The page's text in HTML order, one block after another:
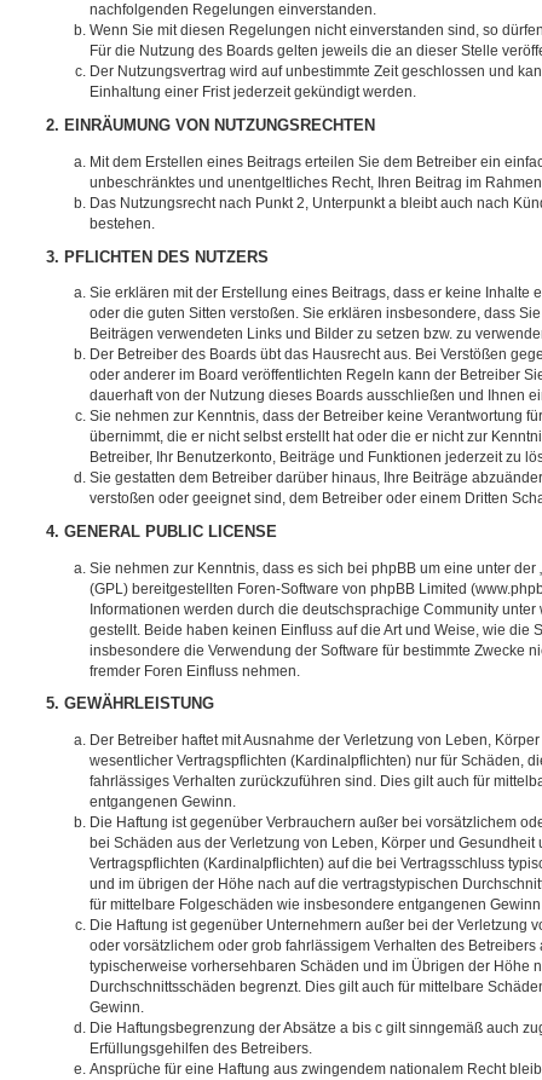
nachfolgenden Regelungen einverstanden.
Wenn Sie mit diesen Regelungen nicht einverstanden sind, so
Für die Nutzung des Boards gelten jeweils die an dieser Stelle
Der Nutzungsvertrag wird auf unbestimmte Zeit geschlossen und
Einhaltung einer Frist jederzeit gekündigt werden.
2. EINRÄUMUNG VON NUTZUNGSRECHTEN
Mit dem Erstellen eines Beitrags erteilen Sie dem Betreiber ein
unbeschränktes und unentgeltliches Recht, Ihren Beitrag im
Das Nutzungsrecht nach Punkt 2, Unterpunkt a bleibt auch nach
bestehen.
3. PFLICHTEN DES NUTZERS
Sie erklären mit der Erstellung eines Beitrags, dass er keine Inhalte
oder die guten Sitten verstoßen. Sie erklären insbesondere, dass
Beiträgen verwendeten Links und Bilder zu setzen bzw. zu
Der Betreiber des Boards übt das Hausrecht aus. Bei Verstößen
oder anderer im Board veröffentlichten Regeln kann der Betreiber
dauerhaft von der Nutzung dieses Boards ausschließen und Ihnen
Sie nehmen zur Kenntnis, dass der Betreiber keine Verantwortung
übernimmt, die er nicht selbst erstellt hat oder die er nicht zur
Betreiber, Ihr Benutzerkonto, Beiträge und Funktionen jederzeit zu
Sie gestatten dem Betreiber darüber hinaus, Ihre Beiträge
verstoßen oder geeignet sind, dem Betreiber oder einem Dritten
4. GENERAL PUBLIC LICENSE
Sie nehmen zur Kenntnis, dass es sich bei phpBB um eine unter der
(GPL) bereitgestellten Foren-Software von phpBB Limited
Informationen werden durch die deutschsprachige Community unter
gestellt. Beide haben keinen Einfluss auf die Art und Weise, wie die
insbesondere die Verwendung der Software für bestimmte Zwecke
fremder Foren Einfluss nehmen.
5. GEWÄHRLEISTUNG
Der Betreiber haftet mit Ausnahme der Verletzung von Leben,
wesentlicher Vertragspflichten (Kardinalpflichten) nur für Schäden,
fahrlässiges Verhalten zurückzuführen sind. Dies gilt auch für
entgangenen Gewinn.
Die Haftung ist gegenüber Verbrauchern außer bei vorsätzlichem
bei Schäden aus der Verletzung von Leben, Körper und
Vertragspflichten (Kardinalpflichten) auf die bei Vertragsschluss
und im übrigen der Höhe nach auf die vertragstypischen
für mittelbare Folgeschäden wie insbesondere entgangenen
Die Haftung ist gegenüber Unternehmern außer bei der Verletzung
oder vorsätzlichem oder grob fahrlässigem Verhalten des Betreibers
typischerweise vorhersehbaren Schäden und im Übrigen der Höhe
Durchschnittsschäden begrenzt. Dies gilt auch für mittelbare
Gewinn.
Die Haftungsbegrenzung der Absätze a bis c gilt sinngemäß auch
Erfüllungsgehilfen des Betreibers.
Ansprüche für eine Haftung aus zwingendem nationalem Recht